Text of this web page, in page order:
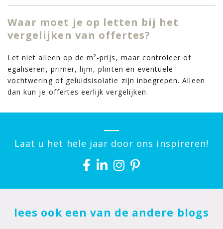
Waar moet je op letten bij het
vergelijken van offertes?
Let niet alleen op de m²-prijs, maar controleer of
egaliseren, primer, lijm, plinten en eventuele
vochtwering of geluidsisolatie zijn inbegrepen. Alleen
dan kun je offertes eerlijk vergelijken.
Laat u het hele jaar door ons inspireren!
lees ook een van de andere blogs